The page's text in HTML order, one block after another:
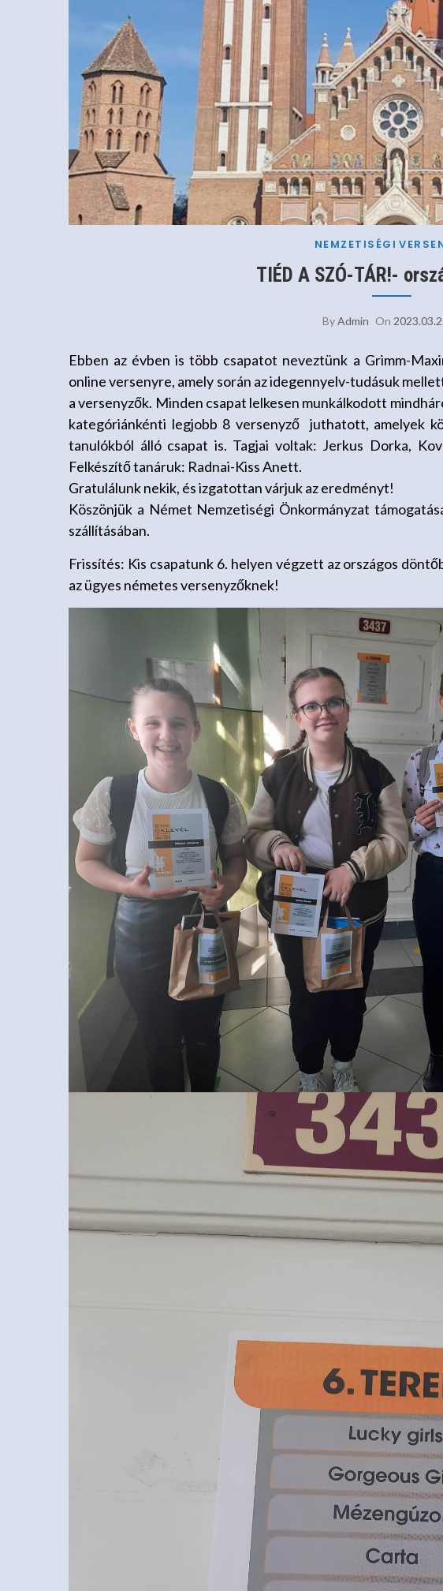
NEMZETISÉGI
TIÉD A SZÓ-TÁR!-
ByAdmin On
Ebben az évben is több csapatot neveztünk a Grimm-
online versenyre, amely során az idegennyelv-tudásuk
a versenyzők. Minden csapat lelkesen munkálkodott
kategóriánkénti legjobb 8 versenyző juthatott, amelyek
tanulókból álló csapat is. Tagjai voltak: Jerkus Dorka,
Felkészítő tanáruk: Radnai-Kiss Anett.
Gratulálunk nekik, és izgatottan várjuk az eredményt!
Köszönjük a Német Nemzetiségi Önkormányzat
szállításában.
Frissítés: Kis csapatunk 6. helyen végzett az országos
az ügyes németes versenyzőknek!